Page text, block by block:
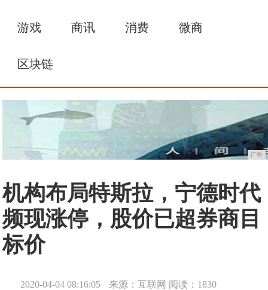
游戏 商讯 消费 微商
区块链
广告
机构布局特斯拉，宁德时代
频现涨停，股价已超券商目
标价
2020-04-04 08:16:05 来源：互联网 阅读：1830